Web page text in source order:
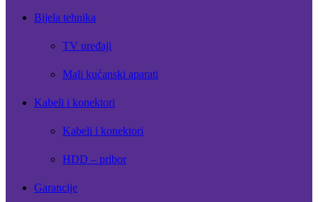
Bijela tehnika
TV uređaji
Mali kućanski aparati
Kabeli i konektori
Kabeli i konektori
HDD – pribor
Garancije